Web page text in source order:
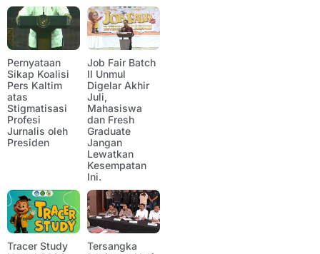
Pernyataan
Sikap Koalisi
Pers Kaltim
atas
Stigmatisasi
Profesi
Jurnalis oleh
Presiden
Job Fair Batch
II Unmul
Digelar Akhir
Juli,
Mahasiswa
dan Fresh
Graduate
Jangan
Lewatkan
Kesempatan
Ini.
Tracer Study
Tersangka